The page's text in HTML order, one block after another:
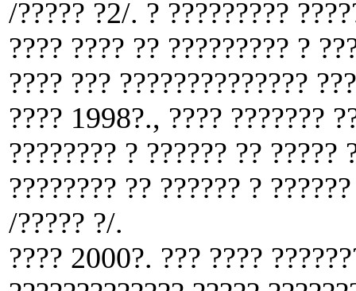
/????? ?2/. ? ?????????
???? ???? ?? ????????? ?
???? ??? ??????????????
???? 1998?., ???? ???????
???????? ? ?????? ?? ?????
???????? ?? ?????? ?
/????? ?/.
???? 2000?. ??? ????